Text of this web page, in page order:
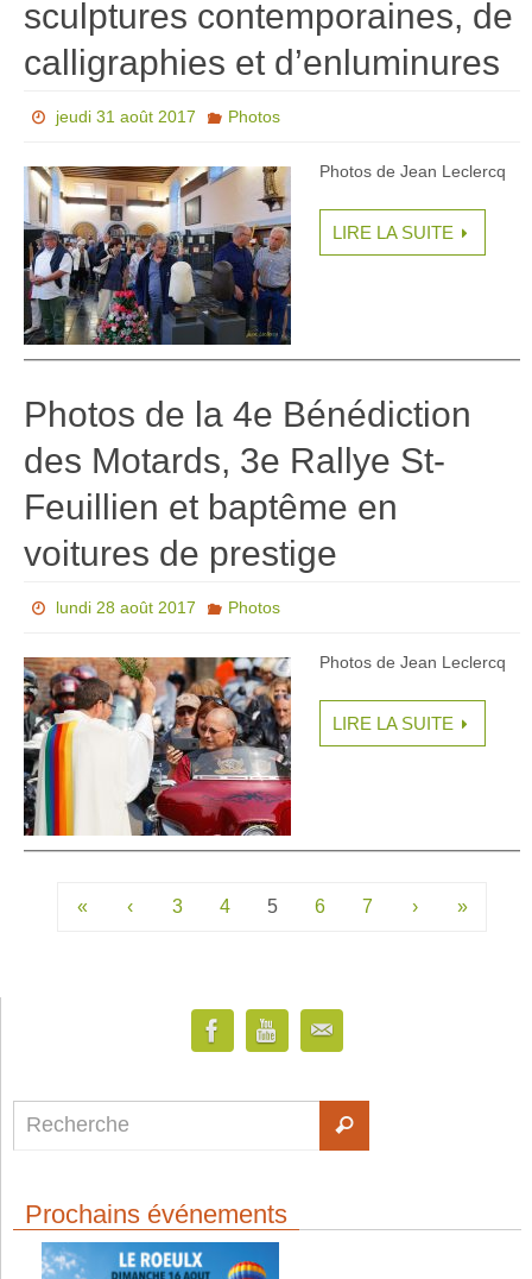
sculptures contemporaines, de
calligraphies et d’enluminures
jeudi 31 août 2017 Photos
Photos de Jean Leclercq
LIRE LA SUITE
Photos de la 4e Bénédiction
des Motards, 3e Rallye St-
Feuillien et baptême en
voitures de prestige
lundi 28 août 2017 Photos
Photos de Jean Leclercq
LIRE LA SUITE
« ‹ 3 4 5 6 7 › »
Prochains événements